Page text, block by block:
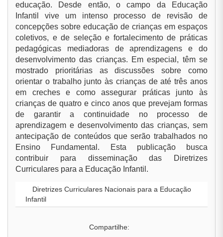
educação. Desde então, o campo da Educação
Infantil vive um intenso processo de revisão de
concepções sobre educação de crianças em espaços
coletivos, e de seleção e fortalecimento de práticas
pedagógicas mediadoras de aprendizagens e do
desenvolvimento das crianças. Em especial, têm se
mostrado prioritárias as discussões sobre como
orientar o trabalho junto às crianças de até três anos
em creches e como assegurar práticas junto às
crianças de quatro e cinco anos que prevejam formas
de garantir a continuidade no processo de
aprendizagem e desenvolvimento das crianças, sem
antecipação de conteúdos que serão trabalhados no
Ensino Fundamental. Esta publicação busca
contribuir para disseminação das Diretrizes
Curriculares para a Educação Infantil.
Diretrizes Curriculares Nacionais para a Educação
Infantil
Compartilhe: